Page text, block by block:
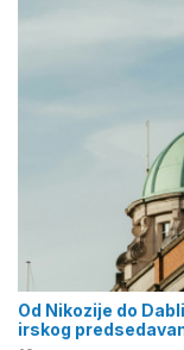
Od Nikozije do
irskog